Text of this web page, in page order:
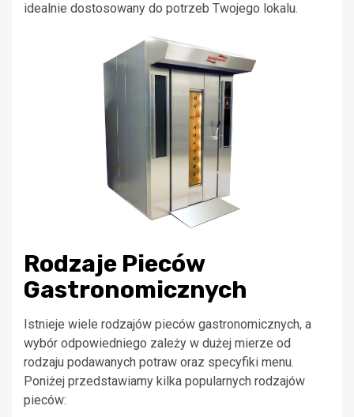
idealnie dostosowany do potrzeb Twojego lokalu.
Rodzaje Pieców
Gastronomicznych
Istnieje wiele rodzajów pieców gastronomicznych, a
wybór odpowiedniego zależy w dużej mierze od
rodzaju podawanych potraw oraz specyfiki menu.
Poniżej przedstawiamy kilka popularnych rodzajów
pieców: